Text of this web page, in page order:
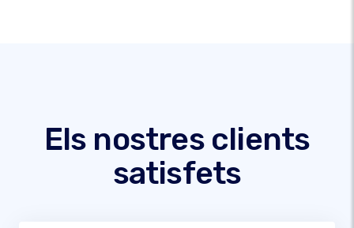
Els nostres clients
satisfets